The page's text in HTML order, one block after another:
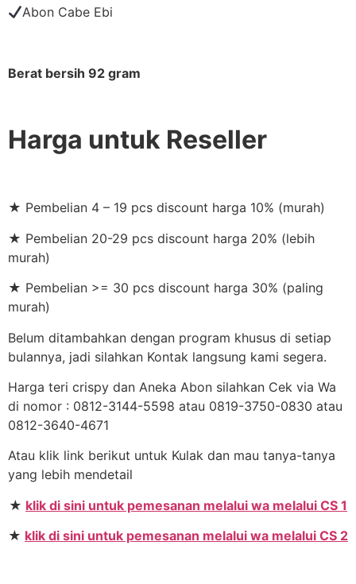
Abon Cabe Ebi
Berat bersih 92 gram
Harga untuk Reseller
★ Pembelian 4 – 19 pcs discount harga 10% (murah)
★ Pembelian 20-29 pcs discount harga 20% (lebih
murah)
★ Pembelian >= 30 pcs discount harga 30% (paling
murah)
Belum ditambahkan dengan program khusus di setiap
bulannya, jadi silahkan Kontak langsung kami segera.
Harga teri crispy dan Aneka Abon silahkan Cek via Wa
di nomor : 0812-3144-5598 atau 0819-3750-0830 atau
0812-3640-4671
Atau klik link berikut untuk Kulak dan mau tanya-tanya
yang lebih mendetail
★ klik di sini untuk pemesanan melalui wa melalui CS 1
★ klik di sini untuk pemesanan melalui wa melalui CS 2